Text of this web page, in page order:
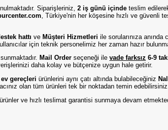
Siparişleriniz, 2 iş günü içinde teslim
, Türkiye'nin her köşesine hızlı ve güvenli
hattı ve Müşteri Hizmetleri ile sorularınıza
için teknik personelimiz her zaman hazır
Mail Order seçeneği ile vade farksız 6-9
daha kolay ve bütçenize uygun hale getirir.
ev gereçleri ürünlerini aynı çatı altında bulabileceğiniz
olan tüm ürünleri tek bir noktadan temin
ve hızlı teslimat garantisi sunmaya devam